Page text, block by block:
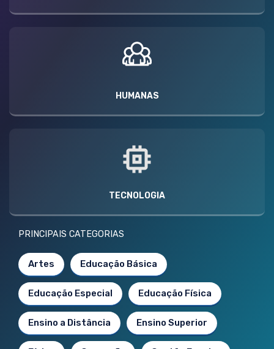
HUMANAS
TECNOLOGIA
PRINCIPAIS CATEGORIAS
Artes Educação Básica
Educação Especial Educação Física
Ensino a Distância Ensino Superior